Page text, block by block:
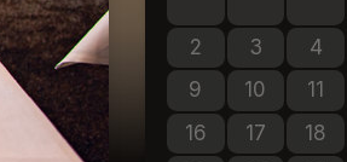
2No tickets available
3
No tickets
4No
9No tickets available
10No tickets
11No
16No tickets available
17No tickets
18No